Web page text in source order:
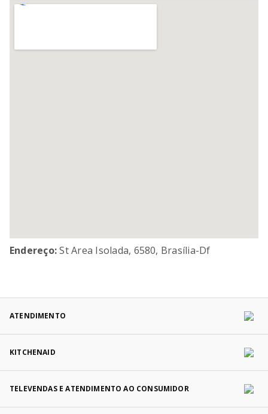
8º SORVETEIRA
Endereço: St Area Isolada, 6580, Brasília-Df
ATENDIMENTO
KITCHENAID
TELEVENDAS E ATENDIMENTO AO CONSUMIDOR